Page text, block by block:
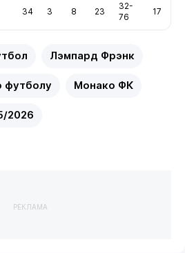
34 3 8 23
32-
76
17
Лэмпард Фрэнк
футболу Монако ФК
2026
РЕКЛАМА